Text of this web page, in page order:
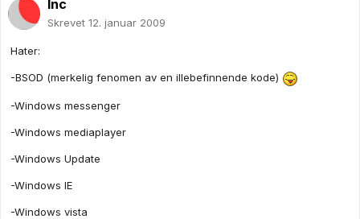
Inc
Skrevet 12. januar 2009
Hater:
-BSOD (merkelig fenomen av en illebefinnende kode)
-Windows messenger
-Windows mediaplayer
-Windows Update
-Windows IE
-Windows vista